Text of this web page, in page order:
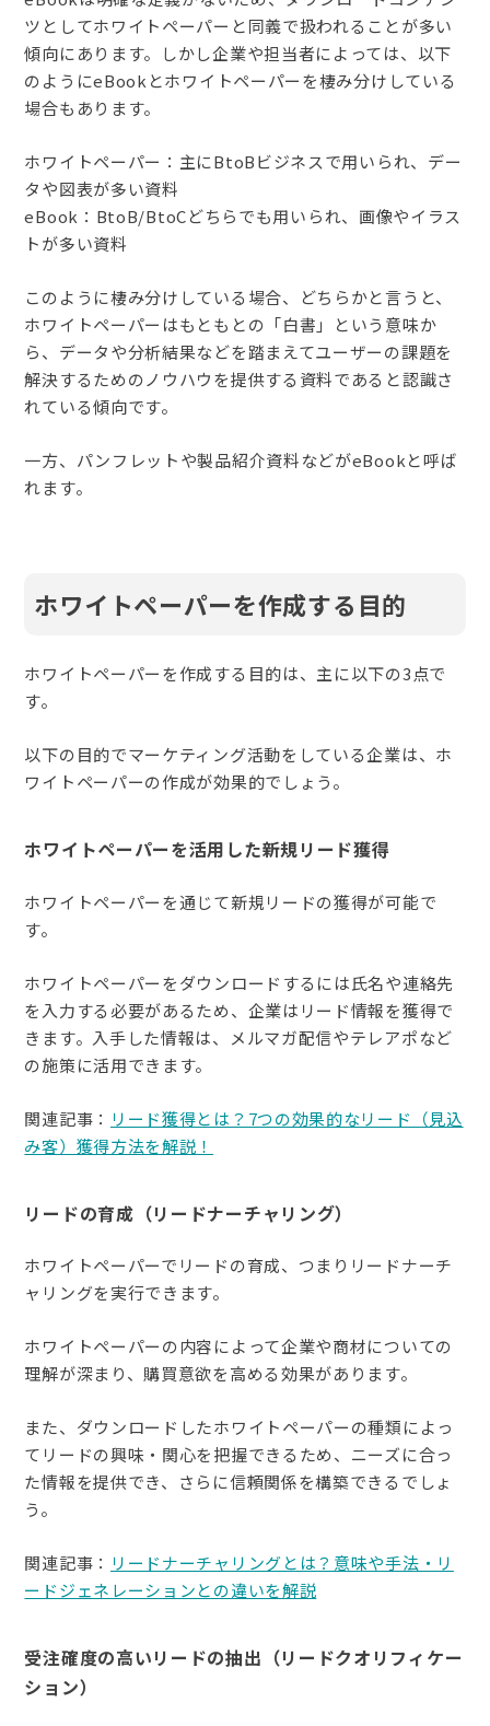
ツとしてホワイトペーパーと同義で扱われることが多い
傾向にあります。しかし企業や担当者によっては、以下
のようにeBookとホワイトペーパーを棲み分けしている
場合もあります。
ホワイトペーパー：主にBtoBビジネスで用いられ、デー
タや図表が多い資料
eBook：BtoB/BtoCどちらでも用いられ、画像やイラス
トが多い資料
このように棲み分けしている場合、どちらかと言うと、
ホワイトペーパーはもともとの「白書」という意味か
ら、データや分析結果などを踏まえてユーザーの課題を
解決するためのノウハウを提供する資料であると認識さ
れている傾向です。
一方、パンフレットや製品紹介資料などがeBookと呼ば
れます。
ホワイトペーパーを作成する目的
ホワイトペーパーを作成する目的は、主に以下の3点で
す。
以下の目的でマーケティング活動をしている企業は、ホ
ワイトペーパーの作成が効果的でしょう。
ホワイトペーパーを活用した新規リード獲得
ホワイトペーパーを通じて新規リードの獲得が可能で
す。
ホワイトペーパーをダウンロードするには氏名や連絡先
を入力する必要があるため、企業はリード情報を獲得で
きます。入手した情報は、メルマガ配信やテレアポなど
の施策に活用できます。
関連記事： リード獲得とは？7つの効果的なリード（見込
み客）獲得方法を解説！
リードの育成（リードナーチャリング）
ホワイトペーパーでリードの育成、つまりリードナーチ
ャリングを実行できます。
ホワイトペーパーの内容によって企業や商材についての
理解が深まり、購買意欲を高める効果があります。
また、ダウンロードしたホワイトペーパーの種類によっ
てリードの興味・関心を把握できるため、ニーズに合っ
た情報を提供でき、さらに信頼関係を構築できるでしょ
う。
関連記事： リードナーチャリングとは？意味や手法・リ
ードジェネレーションとの違いを解説
受注確度の高いリードの抽出（リードクオリフィケー
ション）